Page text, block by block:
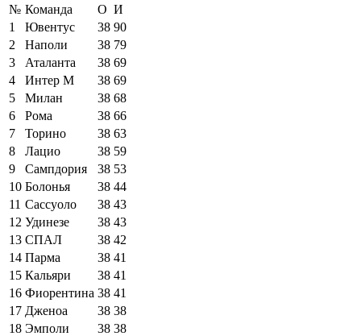
№ Команда О И
1
Ювентус 38 90
2
Наполи 38 79
3
Аталанта 38 69
4
Интер М 38 69
5
Милан 38 68
6
Рома 38 66
7
Торино 38 63
8
Лацио 38 59
9
Сампдория 38 53
10 Болонья 38 44
11 Сассуоло 38 43
12 Удинезе 38 43
13 СПАЛ 38 42
14 Парма 38 41
15 Кальяри 38 41
16 Фиорентина 38 41
17 Дженоа 38 38
18 Эмполи 38 38